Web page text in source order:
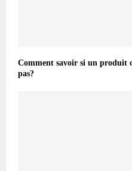
Comment savoir si un produit
pas?